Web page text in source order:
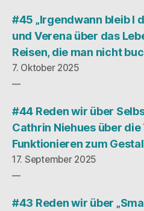
#45 „Irgendwann bleib I
und Verena über das
Reisen, die man nicht
7. Oktober 2025
#44 Reden wir über
Cathrin Niehues über
Funktionieren zum
17. September 2025
#43 Reden wir über